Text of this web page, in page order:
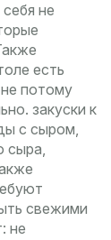
не
есть
потому
закуски к
с сыром,
сыра,
свежими
не